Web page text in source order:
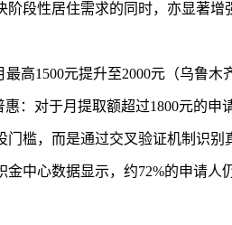
段性居住需求的同时，亦显著增
高1500元提升至2000元（乌鲁木
：对于月提取额超过1800元的申
门槛，而是通过交叉验证机制识
中心数据显示，约72%的申请人